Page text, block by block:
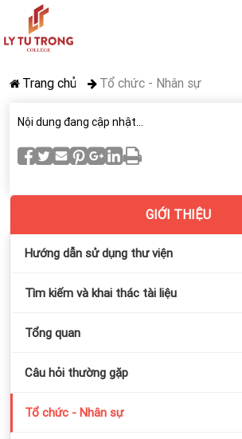
Trang chủ Tổ chức - Nhân sự
Nội dung đang cập nhật...
GIỚI THIỆU
Hướng dẫn sử dụng thư viện
Tìm kiếm và khai thác tài liệu
Tổng quan
Câu hỏi thường gặp
Tổ chức - Nhân sự